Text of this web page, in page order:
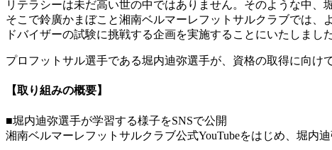
リテラシーは未だ高い世の中ではありません。そのような中
そこで鈴廣かまぼこと湘南ベルマーレフットサルクラブでは
ドバイザーの試験に挑戦する企画を実施することにいたしました
プロフットサル選手である堀内迪弥選手が、資格の取得に向け
【取り組みの概要】
■堀内迪弥選手が学習する様子をSNSで公開
湘南ベルマーレフットサルクラブ公式YouTubeをはじめ、堀内